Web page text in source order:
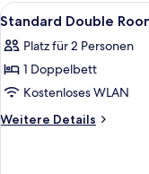
Alle
Fotos
für
Standard
Double
Room
1
Standard Double
Platz für 2 Personen
1 Doppelbett
Kostenloses WLAN
Weitere Details
Weitere